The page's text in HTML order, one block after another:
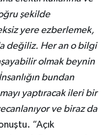
şekilde
yere ezberlemek,
değiliz. Her an o bilgi
olmak beynin
bundan
yaptıracak ileri bir
ve biraz da
“Açık